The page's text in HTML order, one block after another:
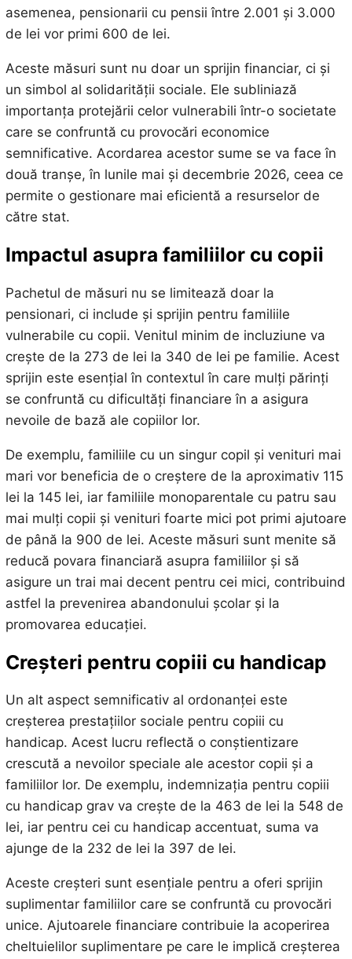
asemenea, pensionarii cu pensii între 2.001 și 3.000
de lei vor primi 600 de lei.
Aceste măsuri sunt nu doar un sprijin financiar, ci și
un simbol al solidarității sociale. Ele subliniază
importanța protejării celor vulnerabili într-o societate
care se confruntă cu provocări economice
semnificative. Acordarea acestor sume se va face în
două tranșe, în lunile mai și decembrie 2026, ceea ce
permite o gestionare mai eficientă a resurselor de
către stat.
Impactul asupra familiilor cu copii
Pachetul de măsuri nu se limitează doar la
pensionari, ci include și sprijin pentru familiile
vulnerabile cu copii. Venitul minim de incluziune va
crește de la 273 de lei la 340 de lei pe familie. Acest
sprijin este esențial în contextul în care mulți părinți
se confruntă cu dificultăți financiare în a asigura
nevoile de bază ale copiilor lor.
De exemplu, familiile cu un singur copil și venituri mai
mari vor beneficia de o creștere de la aproximativ 115
lei la 145 lei, iar familiile monoparentale cu patru sau
mai mulți copii și venituri foarte mici pot primi ajutoare
de până la 900 de lei. Aceste măsuri sunt menite să
reducă povara financiară asupra familiilor și să
asigure un trai mai decent pentru cei mici, contribuind
astfel la prevenirea abandonului școlar și la
promovarea educației.
Creșteri pentru copiii cu handicap
Un alt aspect semnificativ al ordonanței este
creșterea prestațiilor sociale pentru copiii cu
handicap. Acest lucru reflectă o conștientizare
crescută a nevoilor speciale ale acestor copii și a
familiilor lor. De exemplu, indemnizația pentru copiii
cu handicap grav va crește de la 463 de lei la 548 de
lei, iar pentru cei cu handicap accentuat, suma va
ajunge de la 232 de lei la 397 de lei.
Aceste creșteri sunt esențiale pentru a oferi sprijin
suplimentar familiilor care se confruntă cu provocări
unice. Ajutoarele financiare contribuie la acoperirea
cheltuielilor suplimentare pe care le implică creșterea